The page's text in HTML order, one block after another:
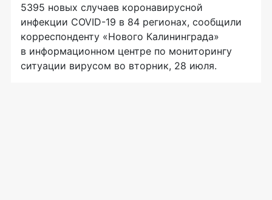
5395 новых случаев коронавирусной
инфекции COVID-19 в 84 регионах, сообщили
корреспонденту «Нового Калининграда»
в информационном центре по мониторингу
ситуации вирусом во вторник, 28 июля.